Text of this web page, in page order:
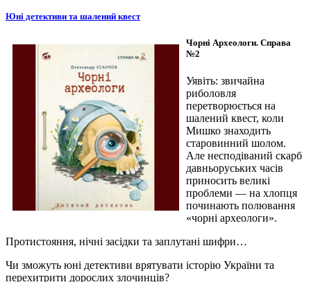
Юні детективи та шалений квест
Чорні Археологи. Справа
№2
Уявіть: звичайна
риболовля
перетворюється на
шалений квест, коли
Мишко знаходить
старовинний шолом.
Але несподіваний скарб
давньоруських часів
приносить великі
проблеми — на хлопця
починають полювання
«чорні археологи».
Протистояння, нічні засідки та заплутані шифри…
Чи зможуть юні детективи врятувати історію України та
перехитрити дорослих злочинців?